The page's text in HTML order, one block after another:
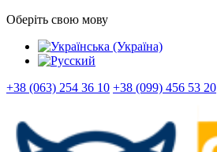
Оберіть свою мову
+38 (063) 254 36 10 +38 (099) 456 53 20